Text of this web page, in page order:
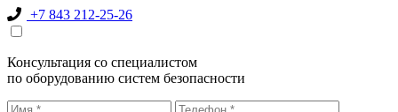
+7 843 212-25-26
Консультация со специалистом
по оборудованию систем безопасности